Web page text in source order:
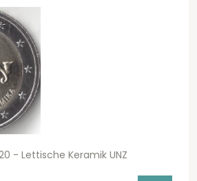
- Lettische Keramik UNZ